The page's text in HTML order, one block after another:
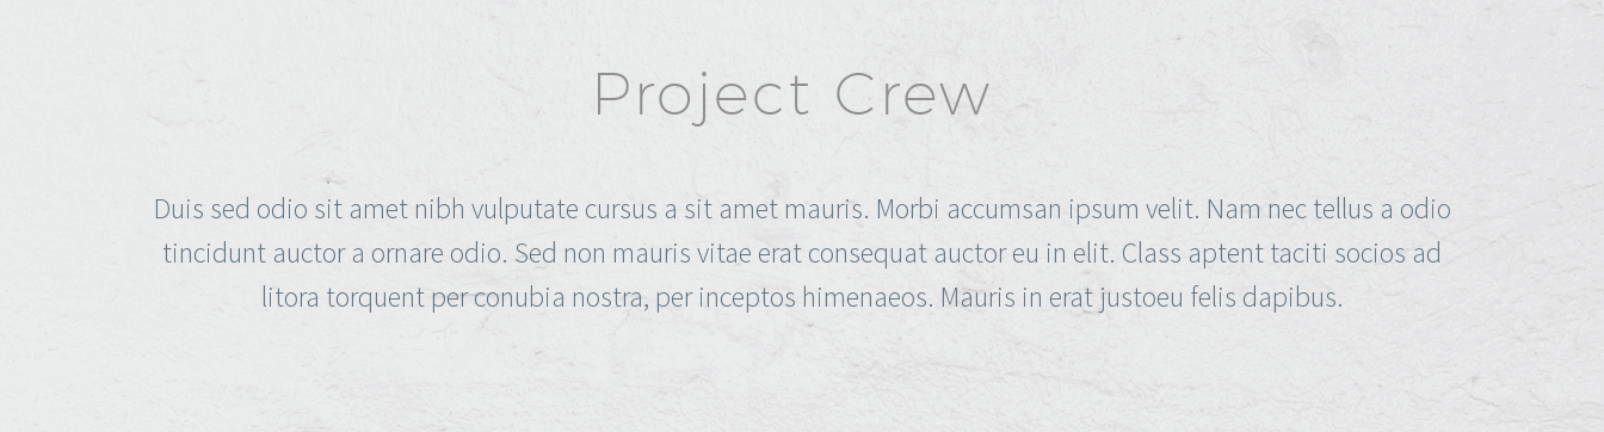
Project Crew
Duis sed odio sit amet nibh vulputate cursus a sit amet mauris. Morbi accumsan ipsum velit. Nam nec tellus a odio
tincidunt auctor a ornare odio. Sed non mauris vitae erat consequat auctor eu in elit. Class aptent taciti socios ad
litora torquent per conubia nostra, per inceptos himenaeos. Mauris in erat justoeu felis dapibus.